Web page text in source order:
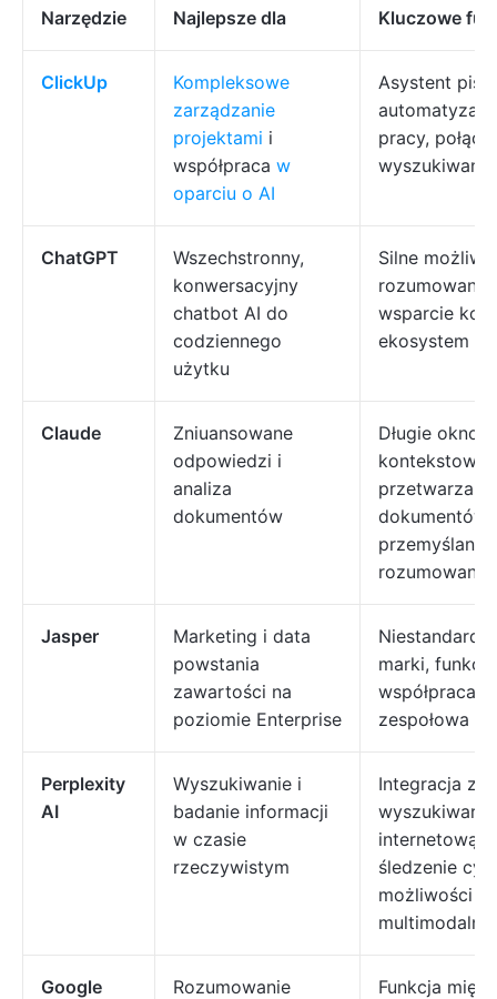
Narzędzie Najlepsze dla Kluczowe
ClickUp
Kompleksowe
zarządzanie
projektami i
współpraca w
oparciu o AI
Asystent
pracy,
wyszukiwanie
ChatGPT
Wszechstronny,
konwersacyjny
chatbot AI do
codziennego
użytku
Silne
rozumowania,
wsparcie
ekosystem
Claude
Zniuansowane
odpowiedzi i
analiza
dokumentów
Długie okno
kontekstowe,
przetwarzanie
dokumentów,
przemyślane
rozumowanie
Jasper
Marketing i data
powstania
zawartości na
poziomie Enterprise
marki, funkcje
współpraca
zespołowa
Perplexity
AI
Wyszukiwanie i
badanie informacji
w czasie
rzeczywistym
Integracja z
wyszukiwarką
internetową
śledzenie
możliwości
multimodalne
Google
Rozumowanie
Funkcja